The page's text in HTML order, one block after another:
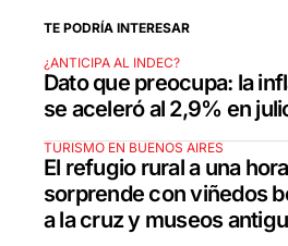
TE PODRÍA INTERESAR
¿ANTICIPA AL INDEC?
Dato que preocupa: la
se aceleró al 2,9% en
TURISMO EN BUENOS AIRES
El refugio rural a una
sorprende con viñedos
a la cruz y museos